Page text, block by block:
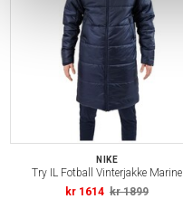
NIKE
Try IL Fotball Vinterjakke Marine
kr 1614 kr 1899